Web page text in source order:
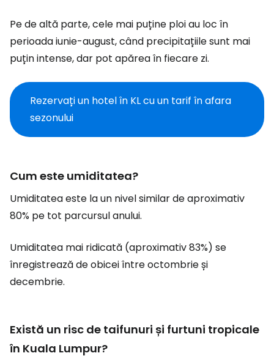
Pe de altă parte, cele mai puține ploi au loc în
perioada iunie-august, când precipitațiile sunt mai
puțin intense, dar pot apărea în fiecare zi.
Rezervați un hotel în KL cu un tarif în afara
sezonului
Cum este umiditatea?
Umiditatea este la un nivel similar de aproximativ
80% pe tot parcursul anului.
Umiditatea mai ridicată (aproximativ 83%) se
înregistrează de obicei între octombrie și
decembrie.
Există un risc de taifunuri și furtuni tropicale
în Kuala Lumpur?